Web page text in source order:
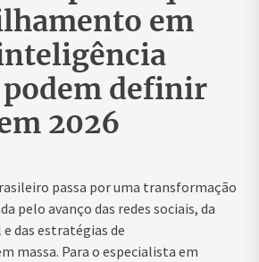
em
definir
2026
passa por uma transformação
pelo avanço das redes sociais, da
das estratégias de
massa. Para o especialista em